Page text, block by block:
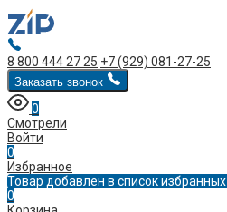
8 800 444 27 25 +7 (929) 081-27-25
Заказать звонок
0
Смотрели
Войти
0
Избранное
Товар добавлен в список избранных
0